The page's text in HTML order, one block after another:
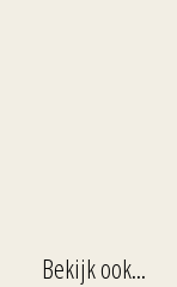
Bekijk ook...